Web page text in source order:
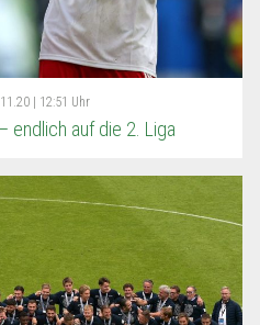
| 12:51 Uhr
endlich auf die 2. Liga